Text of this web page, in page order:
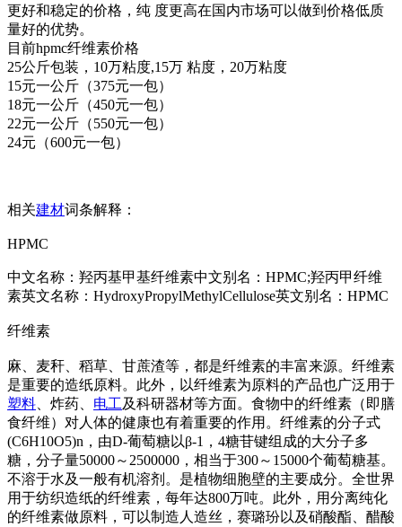
更好和稳定的价格，纯 度更高在国内市场可以做到价格低质
量好的优势。
目前hpmc纤维素价格
25公斤包装，10万粘度,15万 粘度，20万粘度
15元一公斤（375元一包）
18元一公斤（450元一包）
22元一公斤（550元一包）
24元（600元一包）
相关建材词条解释：
HPMC
中文名称：羟丙基甲基纤维素中文别名：HPMC;羟丙甲纤维
素英文名称：HydroxyPropylMethylCellulose英文别名：HPMC
纤维素
麻、麦秆、稻草、甘蔗渣等，都是纤维素的丰富来源。纤维素
是重要的造纸原料。此外，以纤维素为原料的产品也广泛用于
塑料 、炸药、 电工及科研器材等方面。食物中的纤维素（即膳
食纤维）对人体的健康也有着重要的作用。纤维素的分子式
(C6H10O5)n，由D-葡萄糖以β-1，4糖苷键组成的大分子多
糖，分子量50000～2500000，相当于300～15000个葡萄糖基。
不溶于水及一般有机溶剂。是植物细胞壁的主要成分。全世界
用于纺织造纸的纤维素，每年达800万吨。此外，用分离纯化
的纤维素做原料，可以制造人造丝，赛璐玢以及硝酸酯、醋酸